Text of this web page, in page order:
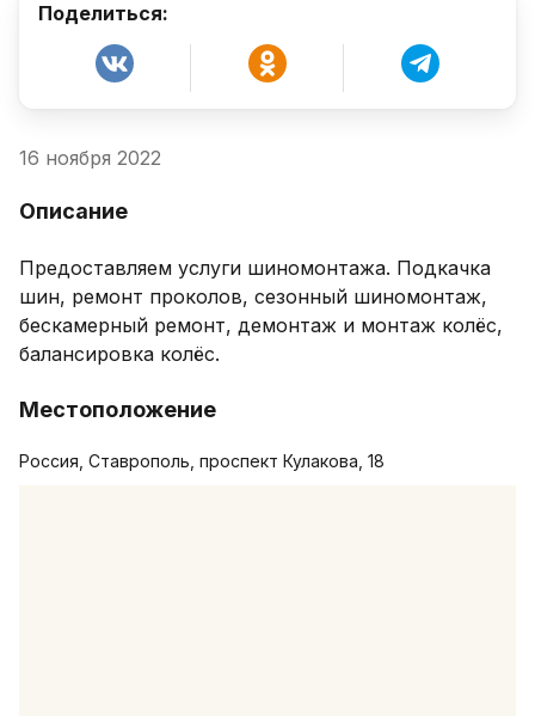
Поделиться:
16 ноября 2022
Описание
Предоставляем услуги шиномонтажа. Подкачка
шин, ремонт проколов, сезонный шиномонтаж,
бескамерный ремонт, демонтаж и монтаж колёс,
балансировка колёс.
Местоположение
Россия, Ставрополь, проспект Кулакова, 18